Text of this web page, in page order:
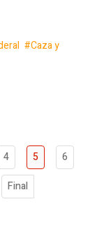
Caza y
4 5
6
Final